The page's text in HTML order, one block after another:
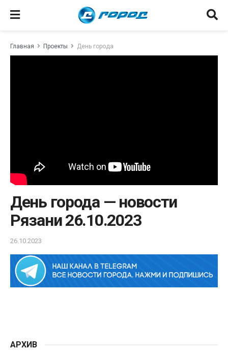
Главная Проекты День города
День города — новости
Рязани 26.10.2023
26.10.2023
АРХИВ